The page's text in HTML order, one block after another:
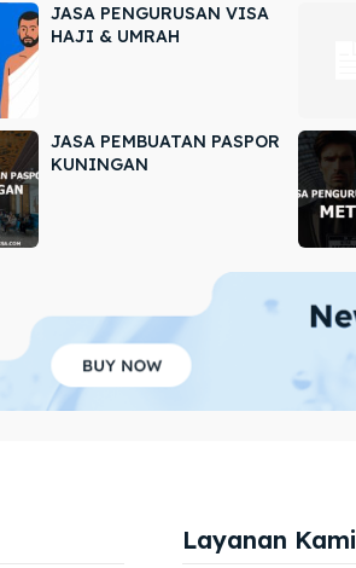
JASA PENGURUSAN VISA
HAJI & UMRAH
JASA PEMBUATAN PASPOR
KUNINGAN
Layanan Kami